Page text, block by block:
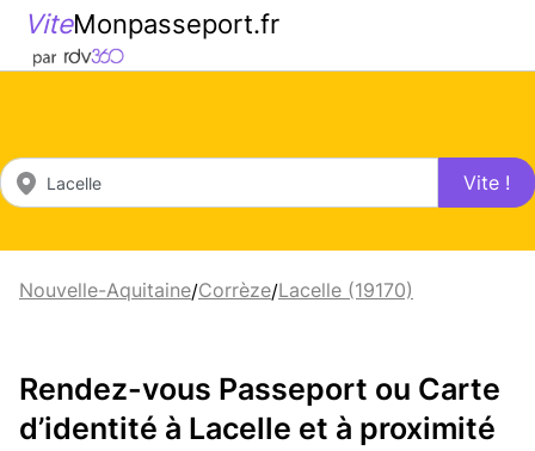
ViteMonpasseport.fr
Vite !
Nouvelle-Aquitaine/Corrèze/Lacelle (19170)
Rendez-vous Passeport ou Carte
d’identité à Lacelle et à proximité